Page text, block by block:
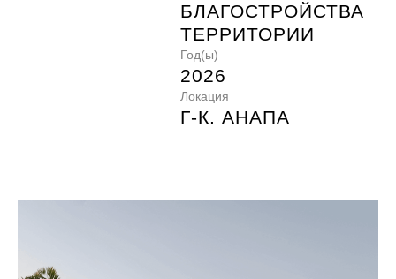
БЛАГОСТРОЙСТВА
ТЕРРИТОРИИ
Год(ы)
2026
Локация
Г-К. АНАПА